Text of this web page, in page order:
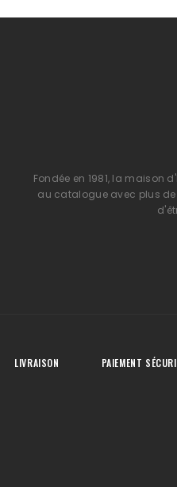
Fondée en 1981, la maison
au catalogue avec plus de
LIVRAISON PAIEMENT